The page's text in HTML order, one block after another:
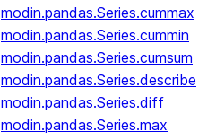
modin.pandas.Series.cummax
modin.pandas.Series.cummin
modin.pandas.Series.cumsum
modin.pandas.Series.describe
modin.pandas.Series.diff
modin.pandas.Series.max